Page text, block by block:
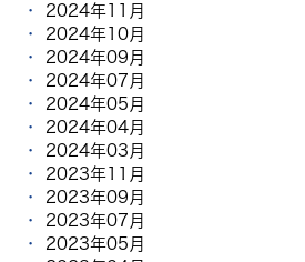
2024年11月
2024年10月
2024年09月
2024年07月
2024年05月
2024年04月
2024年03月
2023年11月
2023年09月
2023年07月
2023年05月